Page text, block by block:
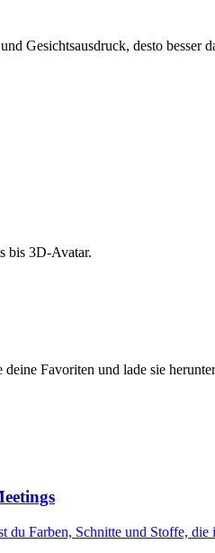
Gesichtsausdruck, desto besser
bis 3D-Avatar.
Favoriten und lade sie
du Farben, Schnitte und Stoffe,